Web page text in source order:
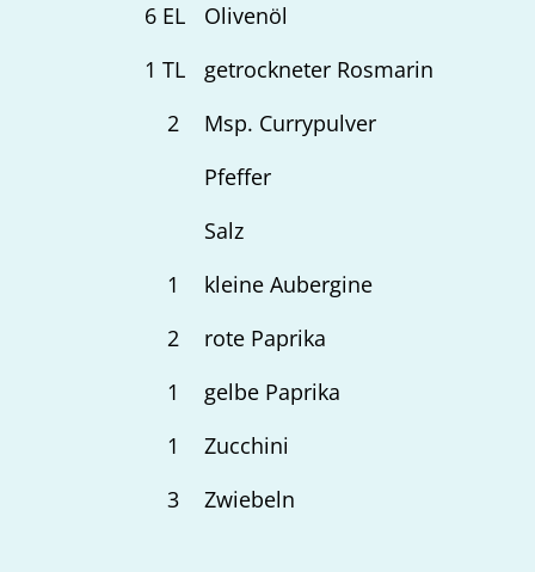
6EL
Olivenöl
1 TL
getrockneter Rosmarin
2
Msp. Currypulver
Pfeffer
Salz
1
kleine Aubergine
2
rote Paprika
1
gelbe Paprika
1
Zucchini
3
Zwiebeln